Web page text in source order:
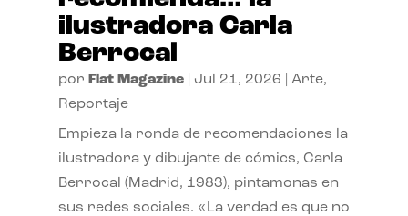
ilustradora Carla
Berrocal
por Flat Magazine| Jul 21, 2026 Arte,
Reportaje
Empieza la ronda de recomendaciones la
ilustradora y dibujante de cómics, Carla
Berrocal (Madrid, 1983), pintamonas en
sus redes sociales. «La verdad es que no